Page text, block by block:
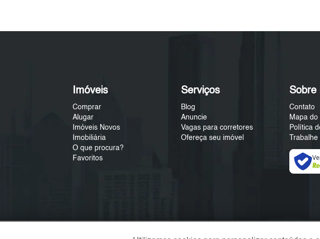
Imóveis
Comprar
Alugar
Imóveis Novos
Imobiliária
O que procura?
Favoritos
Serviços
Blog
Anuncie
Vagas para corretores
Ofereça seu imóvel
Sobre
Contato
Mapa do
Política
Trabalhe